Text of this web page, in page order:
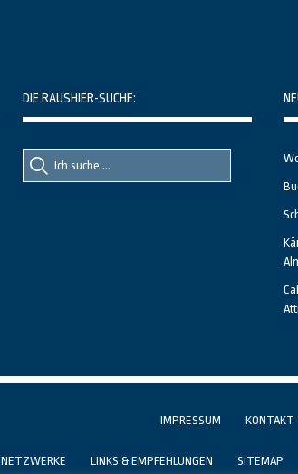
DIE RAUSHIER-SUCHE:
Suche
nach::
Suche
nach:
IMPRESSUM KONTAKT
NETZWERKE LINKS & EMPFEHLUNGEN SITEMAP